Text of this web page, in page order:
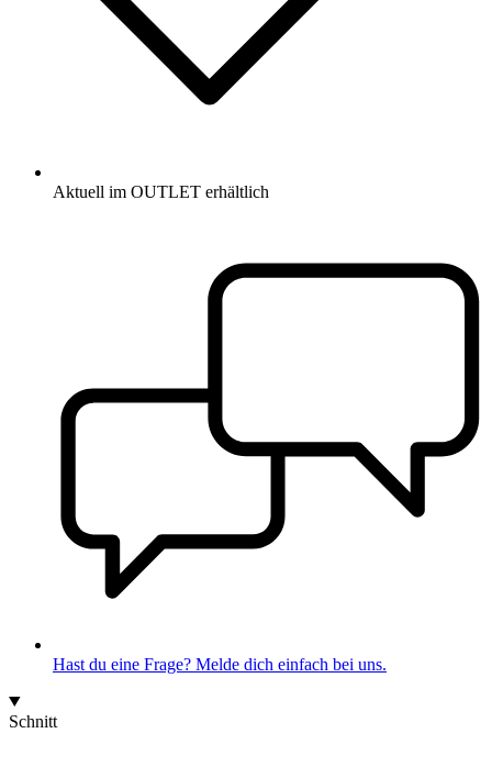
Aktuell im OUTLET erhältlich
Hast du eine Frage? Melde dich einfach bei uns.
Schnitt